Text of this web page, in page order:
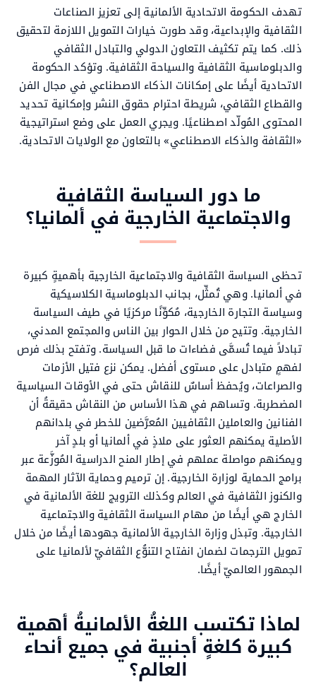
تهدف الحكومة الاتحادية الألمانية إلى تعزيز الصناعات
الثقافية والإبداعية، وقد طورت خيارات التمويل اللازمة لتحقيق
ذلك. كما يتم تكثيف التعاون الدولي والتبادل الثقافي
والدبلوماسية الثقافية والسياحة الثقافية. وتؤكد الحكومة
الاتحادية أيضًا على إمكانات الذكاء الاصطناعي في مجال الفن
والقطاع الثقافي، شريطة احترام حقوق النشر وإمكانية تحديد
المحتوى المُولّد اصطناعيًا. ويجري العمل على وضع استراتيجية
«الثقافة والذكاء الاصطناعي» بالتعاون مع الولايات الاتحادية.
ما دور السياسة الثقافية
والاجتماعية الخارجية في ألمانيا؟
تحظى السياسة الثقافية والاجتماعية الخارجية بأهميةٍ كبيرة
في ألمانيا. وهي تُمثِّل، بجانب الدبلوماسية الكلاسيكية
وسياسة التجارة الخارجية، مُكوِّنًا مركزيًا في طيف السياسة
الخارجية. وتتيح من خلال الحوار بين الناس والمجتمع المدني،
تبادلاً فيما تُسمَّى فضاءات ما قبل السياسة. وتفتح بذلك فرص
لفهمٍ متبادل على مستوى أفضل. يمكن نزع فتيل الأزمات
والصراعات، ويُحفظ أساسٌ للنقاش حتى في الأوقات السياسية
المضطربة. وتساهم في هذا الأساس من النقاش حقيقةُ أن
الفنانين والعاملين الثقافيين المُعرَّضين للخطر في بلدانهم
الأصلية يمكنهم العثور على ملاذٍ في ألمانيا أو بلدٍ آخر
ويمكنهم مواصلة عملهم في إطار المنح الدراسية المُوزَّعة عبر
برامج الحماية لوزارة الخارجية. إن ترميم وحماية الآثار المهمة
والكنوز الثقافية في العالم وكذلك الترويج للغة الألمانية في
الخارج هي أيضًا من مهام السياسة الثقافية والاجتماعية
الخارجية. وتبذل وزارة الخارجية الألمانية جهودها أيضًا من خلال
تمويل الترجمات لضمان انفتاح التنوُّع الثقافيّ لألمانيا على
الجمهور العالميّ أيضًا.
لماذا تكتسب اللغةُ الألمانيةُ أهمية
كبيرة كلغةٍ أجنبية في جميع أنحاء
العالم؟